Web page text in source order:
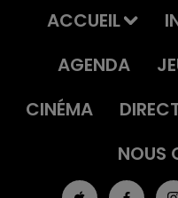
ACCUEIL
AGENDA
CINÉMA
NOUS